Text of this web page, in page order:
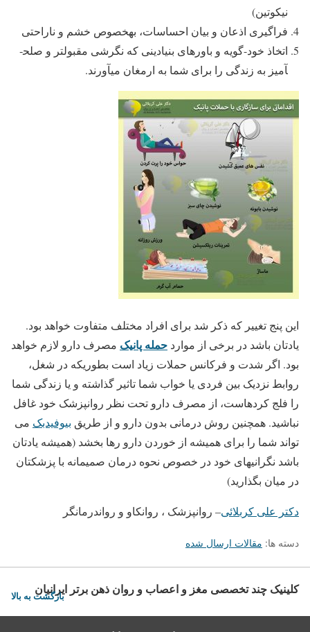
نیکوتین)
فراگیری اذعان و بیان احساسات، به­خصوص خشم و ناراحتی
اتخاذ خود-گویه و باورهای بنیادینی که نگرشی مقبول­تر و صلح­
آمیز به زندگی را برای شما به ارمغان می­آورند.
این پنج تغییر که ذکر شد برای افراد مختلف متفاوت خواهد بود.
یادتان باشد در برخی از موارد حمله پانیک مصرف دارو لازم خواهد
بود. اگر شدت و فرکانس حملات زیاد است بطوریکه در شغل،
روابط نزدیک بین فردی یا خواب شما تاثیر گذاشته و یا زندگی شما
را فلج کرده­است، از مصرف دارو تحت نظر روانپزشک خود غافل
نباشید. همچنین روش درمانی بدون دارو و از طریق بیوفیدبک می
تواند شما را برای همیشه از خوردن دارو رها بخشد (همیشه یادتان
باشد نگرانی­های خود در خصوص نحوه درمان صمیمانه با پزشکتان
در میان بگذارید)
دکتر علی کربلائی– روانپزشک ، روانکاو و رواندرمانگر
دسته ها: مقالات ارسال شده
کلینیک چند تخصصی مغز و اعصاب و روان ذهن برتر ایرانیان
بازگشت به بالا